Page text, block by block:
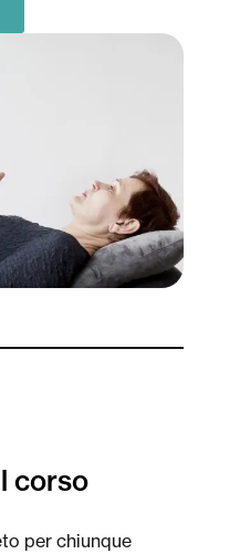
corso
per chiunque